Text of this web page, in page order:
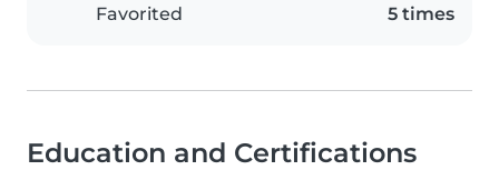
Favorited 5 times
Education and Certifications